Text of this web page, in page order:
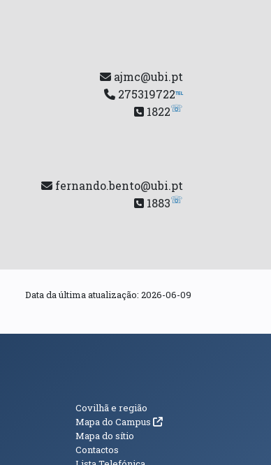
ajmc@ubi.pt
275319722℡
1822☏
fernando.bento@ubi.pt
1883☏
Data da última atualização: 2026-06-09
Informações
Covilhã e região
Mapa do Campus (abre em nova janela)
Mapa do sítio
Contactos